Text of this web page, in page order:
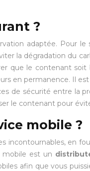
?
adaptée. Pour
la dégradation du
que le contenant
en permanence. Il
de sécurité entre la
le contenant pour
mobile ?
incontournables, en
mobile est un
afin que vous